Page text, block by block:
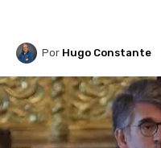
Por Hugo Constante